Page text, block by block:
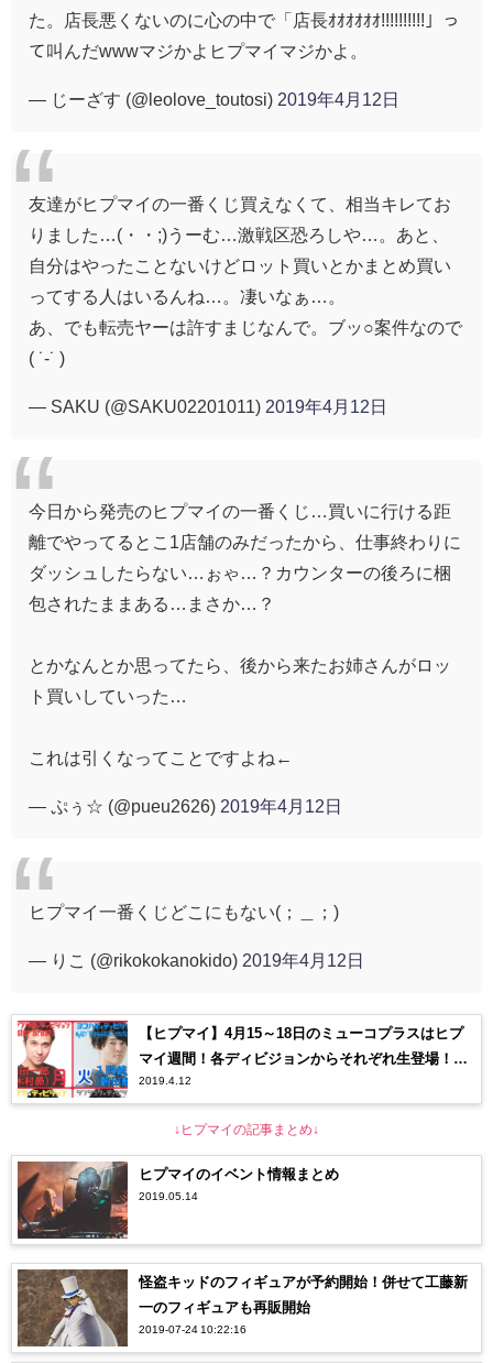
た。店長悪くないのに心の中で「店長ｵｵｵｵｵｵ!!!!!!!!!!」っ
て叫んだwwwマジかよヒプマイマジかよ。
— じーざす (@leolove_toutosi) 2019年4月12日
友達がヒプマイの一番くじ買えなくて、相当キレてお
りました…(・・;)うーむ…激戦区恐ろしや…。あと、
自分はやったことないけどロット買いとかまとめ買い
ってする人はいるんね…。凄いなぁ…。
あ、でも転売ヤーは許すまじなんで。ブッ○案件なので
( ˙-˙ )
— SAKU (@SAKU02201011) 2019年4月12日
今日から発売のヒプマイの一番くじ…買いに行ける距
離でやってるとこ1店舗のみだったから、仕事終わりに
ダッシュしたらない…ぉゃ…？カウンターの後ろに梱
包されたままある…まさか…？
とかなんとか思ってたら、後から来たお姉さんがロッ
ト買いしていった…
これは引くなってことですよね←
— ぷぅ☆ (@pueu2626) 2019年4月12日
ヒプマイ一番くじどこにもない(；＿；)
— りこ (@rikokokanokido) 2019年4月12日
【ヒプマイ】4月15～18日のミューコプラスはヒプ
マイ週間！各ディビジョンからそれぞれ生登場！Yo
uTubeでも見れるから要チェック！【ヒプノシスマ
イク】
2019.4.12
↓ヒプマイの記事まとめ↓
ヒプマイのイベント情報まとめ
2019.05.14
怪盗キッドのフィギュアが予約開始！併せて工藤新
一のフィギュアも再販開始
2019-07-24 10:22:16